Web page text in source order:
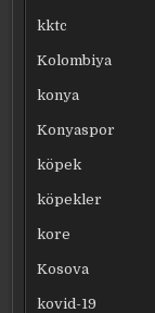
kktc
Kolombiya
konya
Konyaspor
köpek
köpekler
kore
Kosova
kovid-19